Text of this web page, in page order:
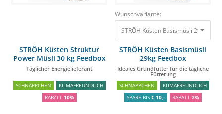
STRÖH Küsten Struktur
Power Müsli 30 kg Feedbox
Täglicher Energielieferant
SCHNÄPPCHEN
KLIMAFREUNDLICH
RABATT 10%
Wunschvariante:
STRÖH Küsten Basismüsli 29kg
STRÖH Küsten Basismüsli
29kg Feedbox
Ideales Grundfutter für die tägliche
Fütterung
SCHNÄPPCHEN
KLIMAFREUNDLICH
SPARE BIS € 10,- RABATT 2%